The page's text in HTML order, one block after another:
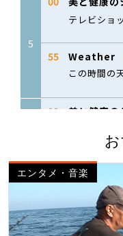
エンタメ・音楽